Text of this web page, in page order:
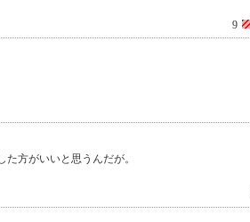
9
方がいいと思うんだが。